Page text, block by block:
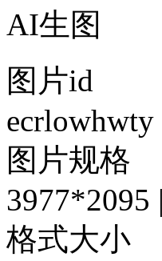
AI生图
图片id
ecrlowhwty
图片规格
3977*2095
格式大小